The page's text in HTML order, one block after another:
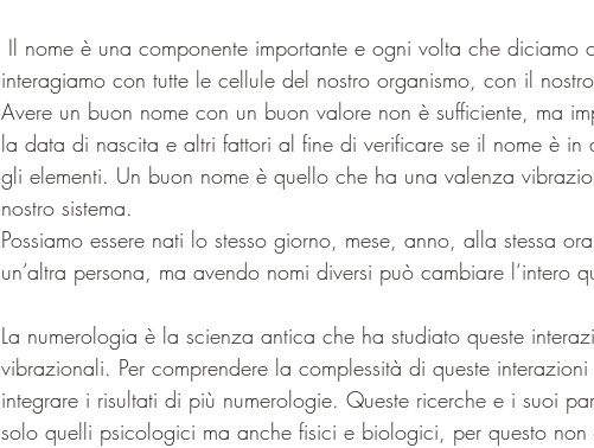
interagiamo con tutte le cellule del nostro organismo, con il
Avere un buon nome con un buon valore non è sufficiente, ma
la data di nascita e altri fattori al fine di verificare se il nome è
gli elementi. Un buon nome è quello che ha una valenza
nostro sistema.
Possiamo essere nati lo stesso giorno, mese, anno, alla stessa
un’altra persona, ma avendo nomi diversi può cambiare l‘intero
La numerologia è la scienza antica che ha studiato queste
vibrazionali. Per comprendere la complessità di queste
integrare i risultati di più numerologie. Queste ricerche e i suoi
solo quelli psicologici ma anche fisici e biologici, per questo